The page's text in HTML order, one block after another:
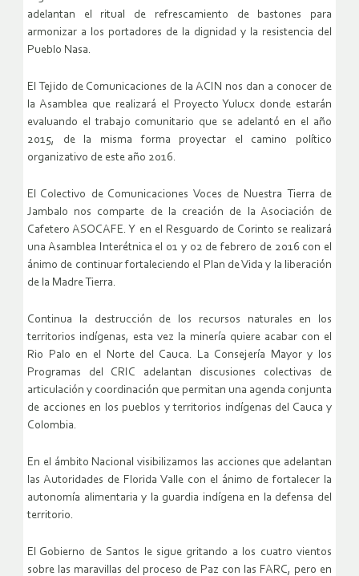
adelantan el ritual de refrescamiento de bastones para
armonizar a los portadores de la dignidad y la resistencia del
Pueblo Nasa.
El Tejido de Comunicaciones de la ACIN nos dan a conocer de
la Asamblea que realizará el Proyecto Yulucx donde estarán
evaluando el trabajo comunitario que se adelantó en el año
2015, de la misma forma proyectar el camino político
organizativo de este año 2016.
El Colectivo de Comunicaciones Voces de Nuestra Tierra de
Jambalo nos comparte de la creación de la Asociación de
Cafetero ASOCAFE. Y en el Resguardo de Corinto se realizará
una Asamblea Interétnica el 01 y 02 de febrero de 2016 con el
ánimo de continuar fortaleciendo el Plan de Vida y la liberación
de la Madre Tierra.
Continua la destrucción de los recursos naturales en los
territorios indígenas, esta vez la minería quiere acabar con el
Rio Palo en el Norte del Cauca. La Consejería Mayor y los
Programas del CRIC adelantan discusiones colectivas de
articulación y coordinación que permitan una agenda conjunta
de acciones en los pueblos y territorios indígenas del Cauca y
Colombia.
En el ámbito Nacional visibilizamos las acciones que adelantan
las Autoridades de Florida Valle con el ánimo de fortalecer la
autonomía alimentaria y la guardia indígena en la defensa del
territorio.
El Gobierno de Santos le sigue gritando a los cuatro vientos
sobre las maravillas del proceso de Paz con las FARC, pero en